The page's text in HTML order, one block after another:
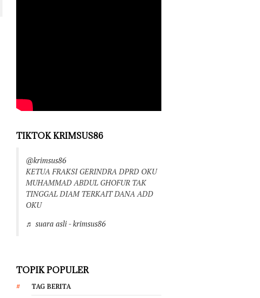
TIKTOK KRIMSUS86
@krimsus86
KETUA FRAKSI GERINDRA DPRD OKU
MUHAMMAD ABDUL GHOFUR TAK
TINGGAL DIAM TERKAIT DANA ADD
OKU
♬ suara asli - krimsus86
TOPIK POPULER
TAG BERITA